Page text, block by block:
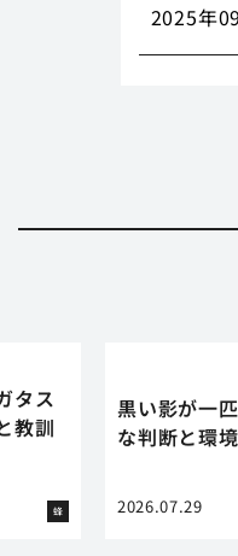
タス
教訓
蜂
黒い影が一
な判断と環
2026.07.29
2025年